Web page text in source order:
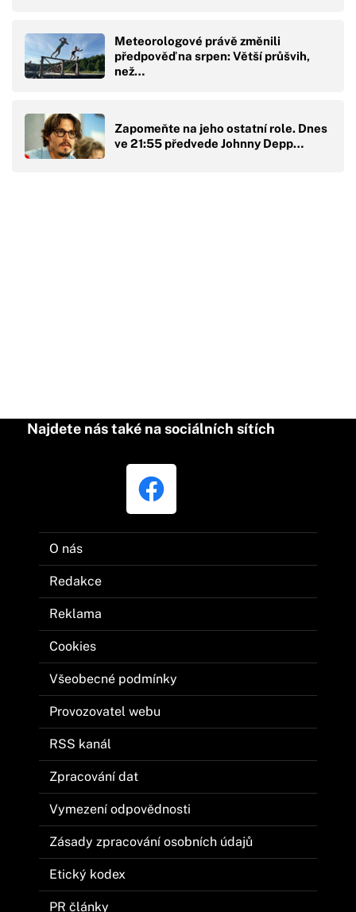
Meteorologové právě změnili
předpověď na srpen: Větší průšvih,
než…
Zapomeňte na jeho ostatní role. Dnes
ve 21:55 předvede Johnny Depp…
Najdete nás také na sociálních sítích
O nás
Redakce
Reklama
Cookies
Všeobecné podmínky
Provozovatel webu
RSS kanál
Zpracování dat
Vymezení odpovědnosti
Zásady zpracování osobních údajů
Etický kodex
PR články